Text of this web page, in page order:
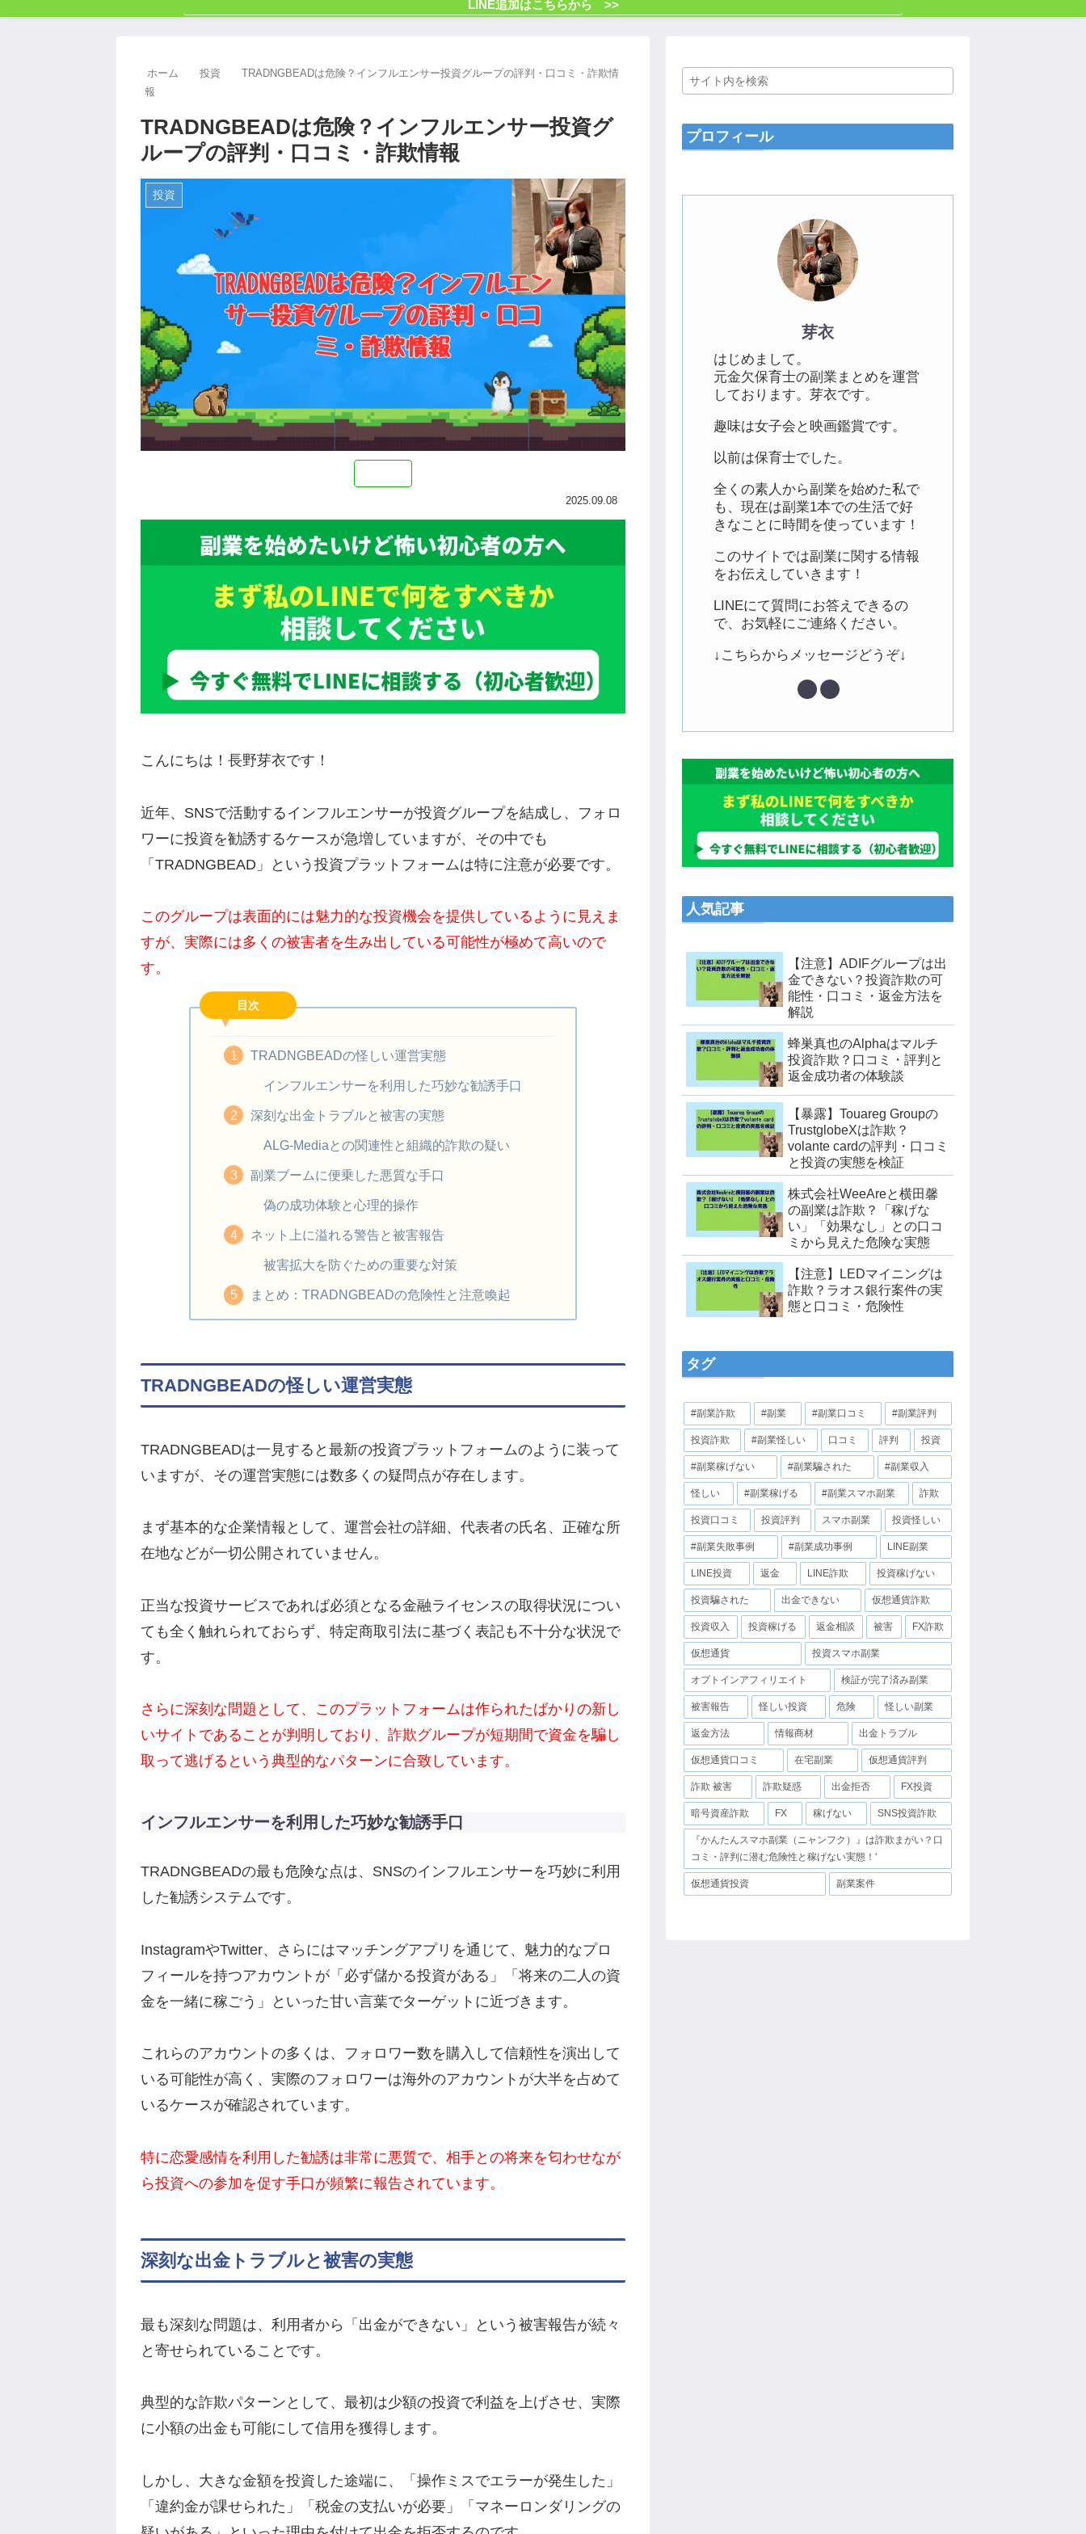
LINE追加はこちらから >>
ホーム 投資
TRADNGBEADは危険？インフルエンサー投資グループの評判・口コミ・詐欺情
報
TRADNGBEADは危険？インフルエンサー投資グ
ループの評判・口コミ・詐欺情報
投資
2025.09.08
こんにちは！長野芽衣です！
近年、SNSで活動するインフルエンサーが投資グループを結成し、フォロ
ワーに投資を勧誘するケースが急増していますが、その中でも
「TRADNGBEAD」という投資プラットフォームは特に注意が必要です。
このグループは表面的には魅力的な投資機会を提供しているように見えま
すが、実際には多くの被害者を生み出している可能性が極めて高いので
す。
目次
TRADNGBEADの怪しい運営実態
インフルエンサーを利用した巧妙な勧誘手口
深刻な出金トラブルと被害の実態
ALG-Mediaとの関連性と組織的詐欺の疑い
副業ブームに便乗した悪質な手口
偽の成功体験と心理的操作
ネット上に溢れる警告と被害報告
被害拡大を防ぐための重要な対策
まとめ：TRADNGBEADの危険性と注意喚起
TRADNGBEADの怪しい運営実態
TRADNGBEADは一見すると最新の投資プラットフォームのように装って
いますが、その運営実態には数多くの疑問点が存在します。
まず基本的な企業情報として、運営会社の詳細、代表者の氏名、正確な所
在地などが一切公開されていません。
正当な投資サービスであれば必須となる金融ライセンスの取得状況につい
ても全く触れられておらず、特定商取引法に基づく表記も不十分な状況で
す。
さらに深刻な問題として、このプラットフォームは作られたばかりの新し
いサイトであることが判明しており、詐欺グループが短期間で資金を騙し
取って逃げるという典型的なパターンに合致しています。
インフルエンサーを利用した巧妙な勧誘手口
TRADNGBEADの最も危険な点は、SNSのインフルエンサーを巧妙に利用
した勧誘システムです。
InstagramやTwitter、さらにはマッチングアプリを通じて、魅力的なプロ
フィールを持つアカウントが「必ず儲かる投資がある」「将来の二人の資
金を一緒に稼ごう」といった甘い言葉でターゲットに近づきます。
これらのアカウントの多くは、フォロワー数を購入して信頼性を演出して
いる可能性が高く、実際のフォロワーは海外のアカウントが大半を占めて
いるケースが確認されています。
特に恋愛感情を利用した勧誘は非常に悪質で、相手との将来を匂わせなが
ら投資への参加を促す手口が頻繁に報告されています。
深刻な出金トラブルと被害の実態
最も深刻な問題は、利用者から「出金ができない」という被害報告が続々
と寄せられていることです。
典型的な詐欺パターンとして、最初は少額の投資で利益を上げさせ、実際
に小額の出金も可能にして信用を獲得します。
しかし、大きな金額を投資した途端に、「操作ミスでエラーが発生した」
「違約金が課せられた」「税金の支払いが必要」「マネーロンダリングの
プロフィール
芽衣
はじめまして。
元金欠保育士の副業まとめを運営
しております。芽衣です。
趣味は女子会と映画鑑賞です。
以前は保育士でした。
全くの素人から副業を始めた私で
も、現在は副業1本での生活で好
きなことに時間を使っています！
このサイトでは副業に関する情報
をお伝えしていきます！
LINEにて質問にお答えできるの
で、お気軽にご連絡ください。
↓こちらからメッセージどうぞ↓
人気記事
【注意】ADIFグループは出
金できない？投資詐欺の可
能性・口コミ・返金方法を
解説
蜂巣真也のAlphaはマルチ
投資詐欺？口コミ・評判と
返金成功者の体験談
【暴露】Touareg Groupの
TrustglobeXは詐欺？
volante cardの評判・口コミ
と投資の実態を検証
株式会社WeeAreと横田馨
の副業は詐欺？「稼げな
い」「効果なし」との口コ
ミから見えた危険な実態
【注意】LEDマイニングは
詐欺？ラオス銀行案件の実
態と口コミ・危険性
タグ
#副業詐欺 #副業 #副業口コミ #副業評判
投資詐欺 #副業怪しい 口コミ 評判 投資
#副業稼げない #副業騙された #副業収入
怪しい #副業稼げる #副業スマホ副業 詐欺
投資口コミ 投資評判 スマホ副業 投資怪しい
#副業失敗事例 #副業成功事例 LINE副業
LINE投資 返金 LINE詐欺 投資稼げない
投資騙された 出金できない 仮想通貨詐欺
投資収入 投資稼げる 返金相談 被害 FX詐欺
仮想通貨 投資スマホ副業
オプトインアフィリエイト 検証が完了済み副業
被害報告 怪しい投資 危険 怪しい副業
返金方法 情報商材 出金トラブル
仮想通貨口コミ 在宅副業 仮想通貨評判
詐欺 被害 詐欺疑惑 出金拒否 FX投資
暗号資産詐欺 FX 稼げない SNS投資詐欺
『かんたんスマホ副業（ニャンフク）』は詐欺まがい？口
コミ・評判に潜む危険性と稼げない実態！'
仮想通貨投資 副業案件